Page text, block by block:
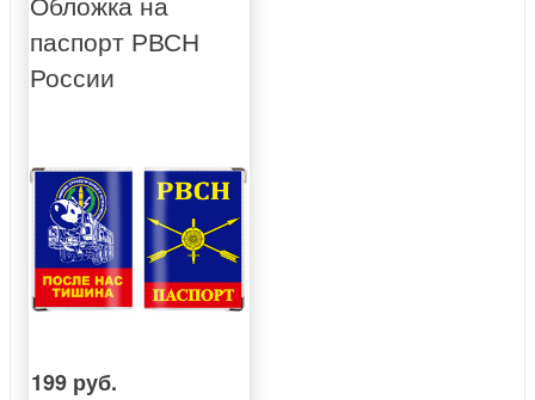
паспорт РВСН
России
199 руб.